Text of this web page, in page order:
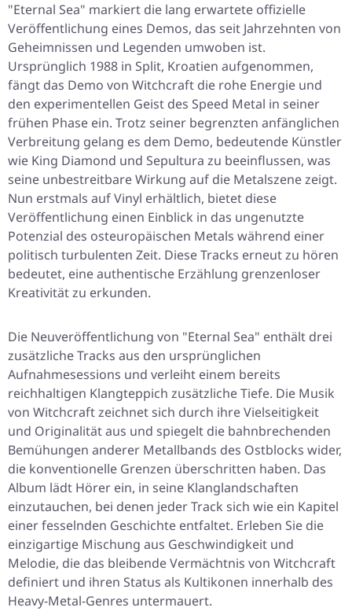
"Eternal Sea" markiert die lang erwartete offizielle
Veröffentlichung eines Demos, das seit Jahrzehnten von
Geheimnissen und Legenden umwoben ist.
Ursprünglich 1988 in Split, Kroatien aufgenommen,
fängt das Demo von Witchcraft die rohe Energie und
den experimentellen Geist des Speed Metal in seiner
frühen Phase ein. Trotz seiner begrenzten anfänglichen
Verbreitung gelang es dem Demo, bedeutende Künstler
wie King Diamond und Sepultura zu beeinflussen, was
seine unbestreitbare Wirkung auf die Metalszene zeigt.
Nun erstmals auf Vinyl erhältlich, bietet diese
Veröffentlichung einen Einblick in das ungenutzte
Potenzial des osteuropäischen Metals während einer
politisch turbulenten Zeit. Diese Tracks erneut zu hören
bedeutet, eine authentische Erzählung grenzenloser
Kreativität zu erkunden.
Die Neuveröffentlichung von "Eternal Sea" enthält drei
zusätzliche Tracks aus den ursprünglichen
Aufnahmesessions und verleiht einem bereits
reichhaltigen Klangteppich zusätzliche Tiefe. Die Musik
von Witchcraft zeichnet sich durch ihre Vielseitigkeit
und Originalität aus und spiegelt die bahnbrechenden
Bemühungen anderer Metallbands des Ostblocks wider,
die konventionelle Grenzen überschritten haben. Das
Album lädt Hörer ein, in seine Klanglandschaften
einzutauchen, bei denen jeder Track sich wie ein Kapitel
einer fesselnden Geschichte entfaltet. Erleben Sie die
einzigartige Mischung aus Geschwindigkeit und
Melodie, die das bleibende Vermächtnis von Witchcraft
definiert und ihren Status als Kultikonen innerhalb des
Heavy-Metal-Genres untermauert.